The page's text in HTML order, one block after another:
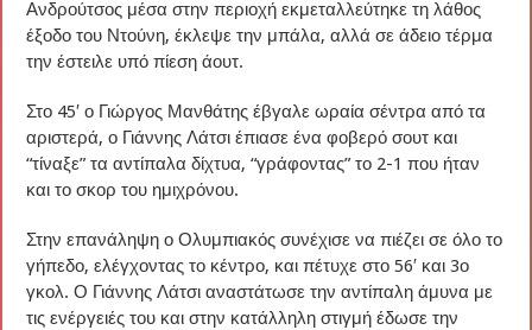
Ανδρούτσος μέσα στην περιοχή εκμεταλλεύτηκε τη λάθος
έξοδο του Ντούνη, έκλεψε την μπάλα, αλλά σε άδειο τέρμα
την έστειλε υπό πίεση άουτ.
Στο 45′ ο Γιώργος Μανθάτης έβγαλε ωραία σέντρα από τα
αριστερά, ο Γιάννης Λάτσι έπιασε ένα φοβερό σουτ και
“τίναξε” τα αντίπαλα δίχτυα, “γράφοντας” το 2-1 που ήταν
και το σκορ του ημιχρόνου.
Στην επανάληψη ο Ολυμπιακός συνέχισε να πιέζει σε όλο το
γήπεδο, ελέγχοντας το κέντρο, και πέτυχε στο 56′ και 3ο
γκολ. Ο Γιάννης Λάτσι αναστάτωσε την αντίπαλη άμυνα με
τις ενέργειές του και στην κατάλληλη στιγμή έδωσε την